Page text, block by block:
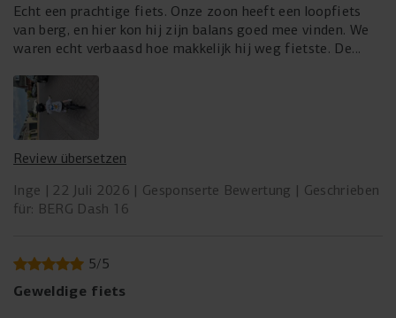
ALLZWECK-REIFEN
Das Fahrrad ist mit Allzweck-Reifen ausgestattet, die auf
verschiedenen Untergründen extra viel Grip bieten. Ob auf
dem Gehweg, auf Gras oder auf einem Waldweg, das BERG
Dash sorgt auch auf unebenem Terrain für die nötige
Unterstützung und Stabilität. Die Kombination aus
das Rad vielseitig und bereit für jedes Abenteuer.
Echt een prachtige fiets. Onze zoon heeft een loopfiets
van berg, en hier kon hij zijn balans goed mee vinden. We
waren echt verbaasd hoe makkelijk hij weg fietste. De
kettingkast etc. in elkaar te zetten; even het stuur erop
maken en de wielen vastmaken en gaan.
Review übersetzen
Inge
22 Juli 2026 Gesponserte Bewertung
Geschrieben
für: BERG Dash 16
5/5
Geweldige fiets